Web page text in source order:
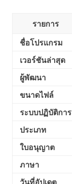
รายการ
ชื่อโปรแกรม
เวอร์ชันล่าสุด
ผู้พัฒนา
ขนาดไฟล์
ระบบปฏิบัติการ
ประเภท
ใบอนุญาต
ภาษา
วันที่อัปเดต